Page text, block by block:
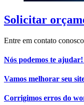
Solicitar
Entre em contato
Nós podemos te ajudar!
Vamos melhorar seu
Corrigimos erros do